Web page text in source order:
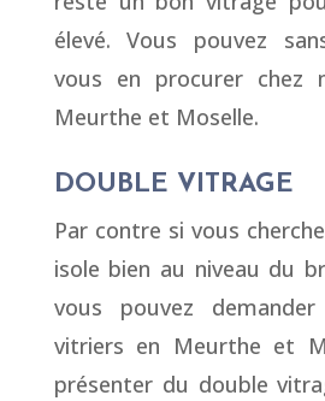
élevé. Vous pouvez
vous en procurer chez
Meurthe et Moselle.
DOUBLE VITRAGE
Par contre si vous
isole bien au niveau du
vous pouvez
vitriers en Meurthe et
présenter du double